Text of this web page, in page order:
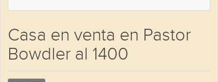
Casa en venta en Pastor
Bowdler al 1400